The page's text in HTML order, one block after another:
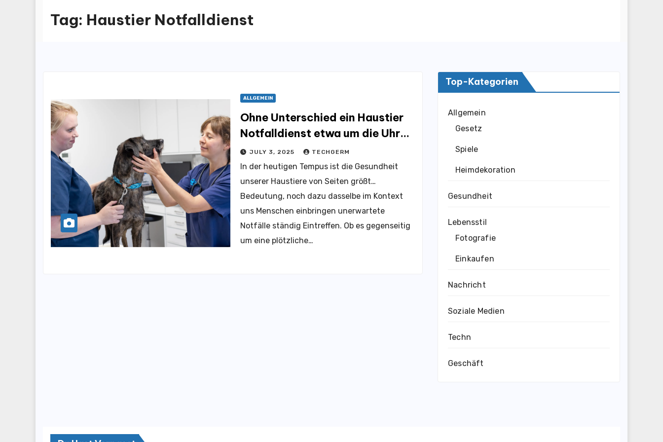
Tag: Haustier Notfalldienst
ALLGEMEIN
Ohne Unterschied ein Haustier
Notfalldienst etwa um die Uhr
für die Gesundheit Ihres Tieres
sorgt
JULY 3, 2025 TECHGERM
In der heutigen Tempus ist die Gesundheit
unserer Haustiere von Seiten größt…
Bedeutung, noch dazu dasselbe im Kontext
uns Menschen einbringen unerwartete
Notfälle ständig Eintreffen. Ob es gegenseitig
um eine plötzliche…
Top-Kategorien
Allgemein
Gesetz
Spiele
Heimdekoration
Gesundheit
Lebensstil
Fotografie
Einkaufen
Nachricht
Soziale Medien
Techn
Geschäft